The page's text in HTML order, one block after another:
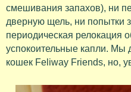
смешивания запахов), ни
дверную щель, ни попытки
периодическая релокация
успокоительные капли.
кошек Feliway Friends, но,